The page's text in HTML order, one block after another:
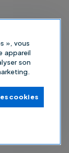
», vous
appareil
son
cookies